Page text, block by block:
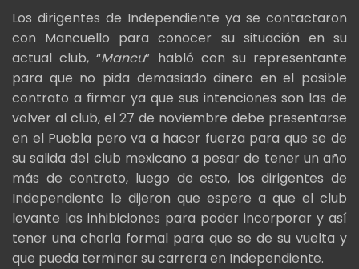
Los dirigentes de Independiente ya se contactaron
con Mancuello para conocer su situación en su
actual club, “Mancu” habló con su representante
para que no pida demasiado dinero en el posible
contrato a firmar ya que sus intenciones son las de
volver al club, el 27 de noviembre debe presentarse
en el Puebla pero va a hacer fuerza para que se de
su salida del club mexicano a pesar de tener un año
más de contrato, luego de esto, los dirigentes de
Independiente le dijeron que espere a que el club
levante las inhibiciones para poder incorporar y así
tener una charla formal para que se de su vuelta y
que pueda terminar su carrera en Independiente.